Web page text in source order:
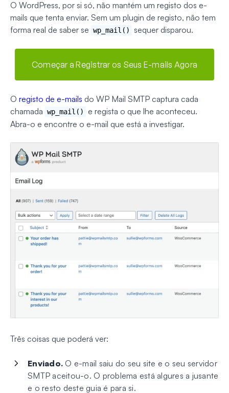
O WordPress, por si só, não mantém um registo dos e-
mails que tenta enviar. Sem um plugin de registo, não tem
forma real de saber se wp_mail() sequer disparou.
Começar a Registrar os Seus E-mails Agora
O registo de e-mails do WP Mail SMTP captura cada
chamada wp_mail()
e regista o que lhe aconteceu.
Abra-o e encontre o e-mail que está a investigar.
Três coisas que poderá ver:
Enviado. O e-mail saiu do seu site e o seu servidor
SMTP aceitou-o. O problema está algures a jusante
e o resto deste guia é para si.